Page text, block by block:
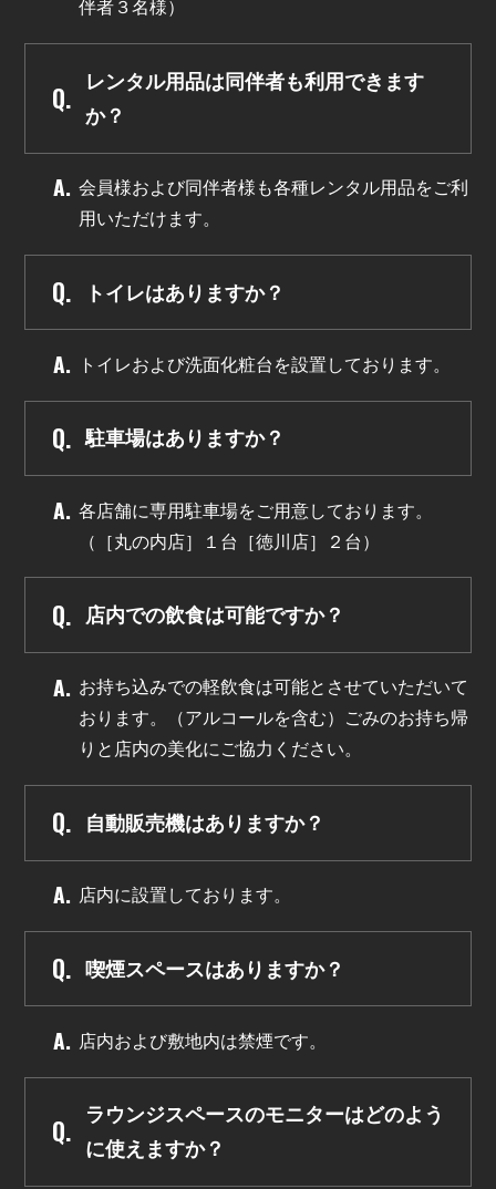
伴者３名様）
レンタル用品は同伴者も利用できます
か？
会員様および同伴者様も各種レンタル用品をご利
用いただけます。
トイレはありますか？
トイレおよび洗面化粧台を設置しております。
駐車場はありますか？
各店舗に専用駐車場をご用意しております。
（［丸の内店］１台［徳川店］２台）
店内での飲食は可能ですか？
お持ち込みでの軽飲食は可能とさせていただいて
おります。（アルコールを含む）ごみのお持ち帰
りと店内の美化にご協力ください。
自動販売機はありますか？
店内に設置しております。
喫煙スペースはありますか？
店内および敷地内は禁煙です。
ラウンジスペースのモニターはどのよう
に使えますか？